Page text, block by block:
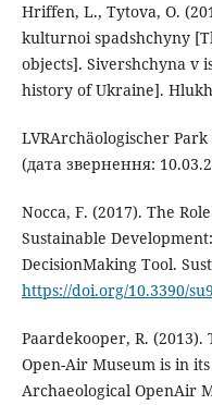
Hriffen, L., Tytova, O.
kulturnoi spadshchyny
objects]. Sivershchyna v
history of Ukraine].
LVRArchäologischer Park
(дата звернення:
Nocca, F. (2017). The
Sustainable
DecisionMaking Tool.
https://doi.org/10.3390/
Paardekooper, R.
Open-Air Museum is in
Archaeological OpenAir